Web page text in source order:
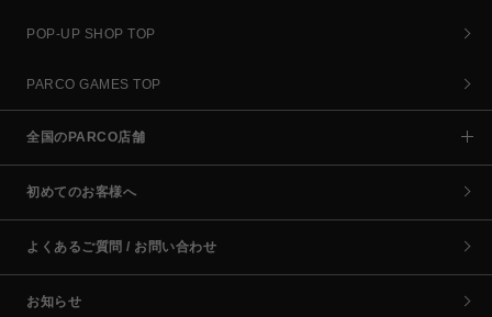
POP-UP SHOP TOP
PARCO GAMES TOP
全国のPARCO店舗
初めてのお客様へ
よくあるご質問 / お問い合わせ
お知らせ